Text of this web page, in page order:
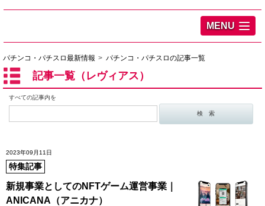
MENU
パチンコ・パチスロ最新情報 パチンコ・パチスロの記事一覧
記事一覧（レヴィアス）
すべての記事内を
2023年09月11日
特集記事
新規事業としてのNFTゲーム運営事業｜
ANICANA（アニカナ）